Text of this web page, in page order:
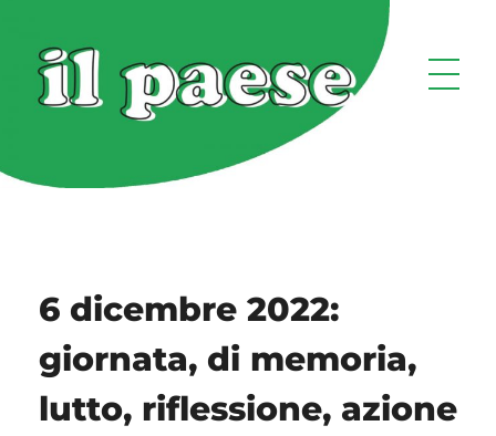
6 dicembre 2022:
giornata, di memoria,
lutto, riflessione, azione